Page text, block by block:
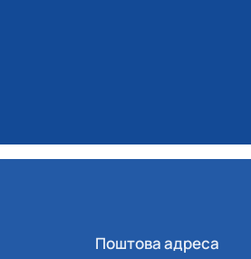
Поштова адреса